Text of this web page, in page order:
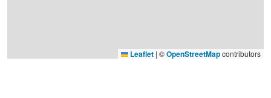
Leaflet | ©OpenStreetMapcontributors